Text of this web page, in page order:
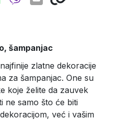
šampanjac
zlatne dekoracije
za šampanjac. One su
koje želite da zauvek
ne samo što će biti
već i vašim